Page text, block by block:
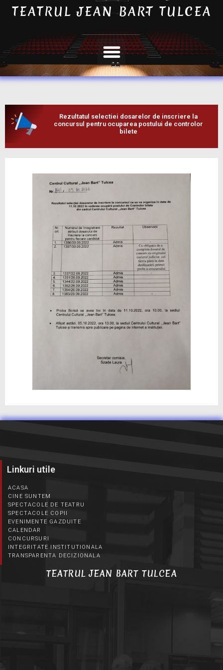
TEATRUL JEAN BART TULCEA
Rezultatul selectiei dosarelor de inscriere la
concursul pentru ocuparea postului de controlor
bilete
Linkuri utile
ACASA
CINE SUNTEM
SPECTACOLE DE TEATRU
SPECTACOLE COPII
EVENIMENTE GAZDUITE
CALENDAR
CONCURSURI
INTEGRITATE INSTITUTIONALA
TRANSPARENTA DECIZIONALA
TEATRUL JEAN BART TULCEA